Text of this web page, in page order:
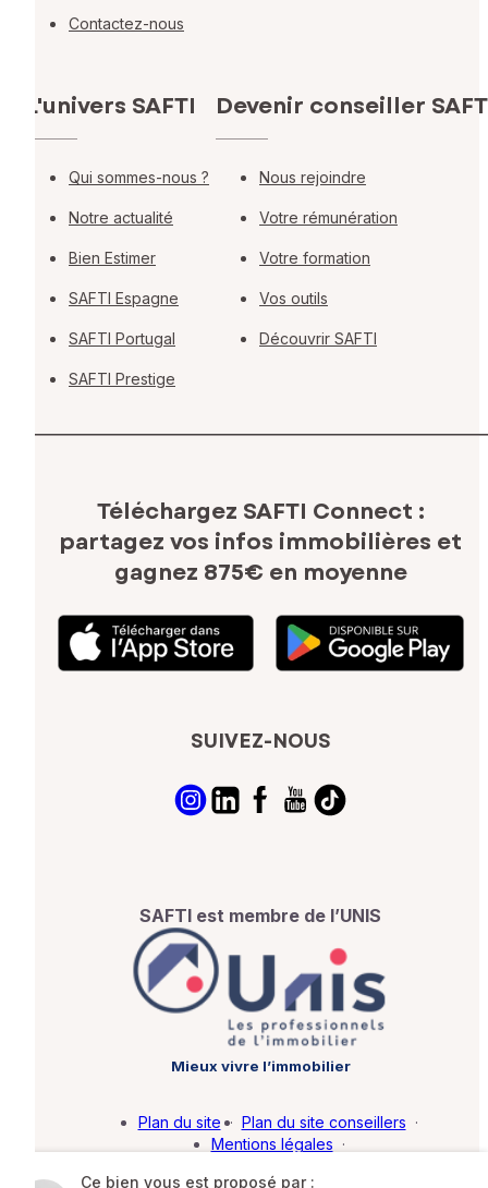
Ce bien vous est proposé par :
Contactez-nous
L'univers SAFTI
Qui sommes-nous ?
Notre actualité
Bien Estimer
SAFTI Espagne
SAFTI Portugal
SAFTI Prestige
Devenir conseiller
Nous rejoindre
Votre rémunération
Votre formation
Vos outils
Découvrir SAFTI
Téléchargez SAFTI Connect :
partagez vos infos immobilières et
gagnez 875€ en moyenne
SUIVEZ-NOUS
SAFTI est membre de l’UNIS
Mieux vivre l’immobilier
Plan du site · Plan du site conseillers ·
Mentions légales ·